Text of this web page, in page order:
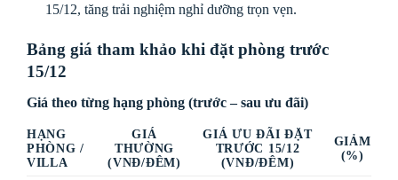
15/12, tăng trải nghiệm nghỉ dưỡng trọn vẹn.
Bảng giá tham khảo khi đặt phòng trước
15/12
Giá theo từng hạng phòng (trước – sau ưu đãi)
HẠNG
PHÒNG /
VILLA
GIÁ
THƯỜNG
(VNĐ/ĐÊM)
GIÁ ƯU ĐÃI ĐẶT
TRƯỚC 15/12
(VNĐ/ĐÊM)
GIẢM
(%)